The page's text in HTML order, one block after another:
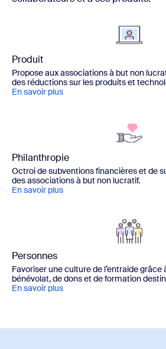
Produit
Propose aux associations à but non
des réductions sur les produits et
En savoir plus
Philanthropie
Octroi de subventions financières et de
des associations à but non lucratif.
En savoir plus
Personnes
Favoriser une culture de l’entraide
bénévolat, de dons et de formation
En savoir plus